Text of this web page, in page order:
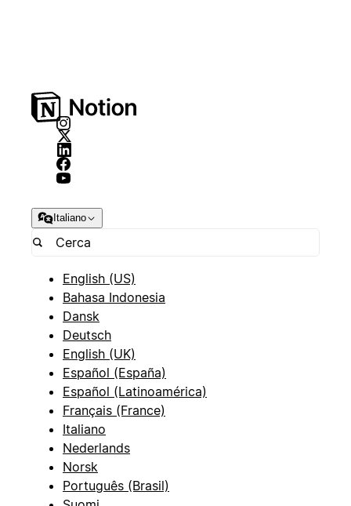
Italiano
English (US)
Bahasa Indonesia
Dansk
Deutsch
English (UK)
Español (España)
Español (Latinoamérica)
Français (France)
Italiano
Nederlands
Norsk
Português (Brasil)